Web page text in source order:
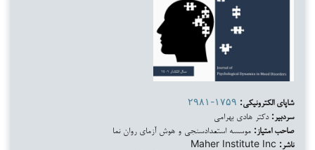
شاپای الکترونیکی: ۲۹۸۱-۱۷۵۹
سردبیر: دکتر هادی بهرامی
صاحب امتیاز: موسسه استعدادسنجی و هوش آزمای روان نما
ناشر: